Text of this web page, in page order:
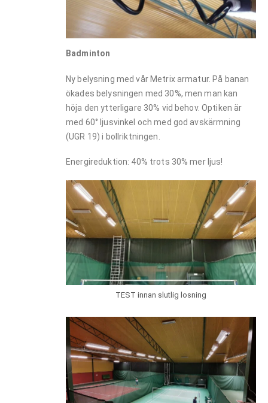
Badminton
Ny belysning med vår Metrix armatur. På banan
ökades belysningen med 30%, men man kan
höja den ytterligare 30% vid behov. Optiken är
med 60° ljusvinkel och med god avskärmning
(UGR 19) i bollriktningen.
Energireduktion: 40% trots 30% mer ljus!
TEST innan slutlig losning